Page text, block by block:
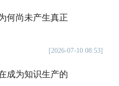
何尚未产生真正
[2026-07-10 08:53]
成为知识生产的